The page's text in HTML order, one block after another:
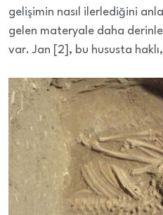
gelişimin nasıl ilerlediğini
gelen materyale daha
var. Jan [2], bu hususta